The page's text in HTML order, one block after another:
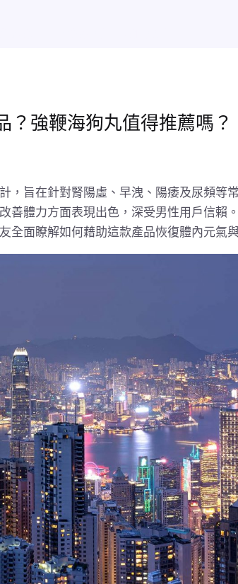
？強鞭海狗丸值得推薦嗎？
，旨在針對腎陽虛、早洩、陽痿及尿頻等
善體力方面表現出色，深受男性用戶信賴
全面瞭解如何藉助這款產品恢復體內元氣